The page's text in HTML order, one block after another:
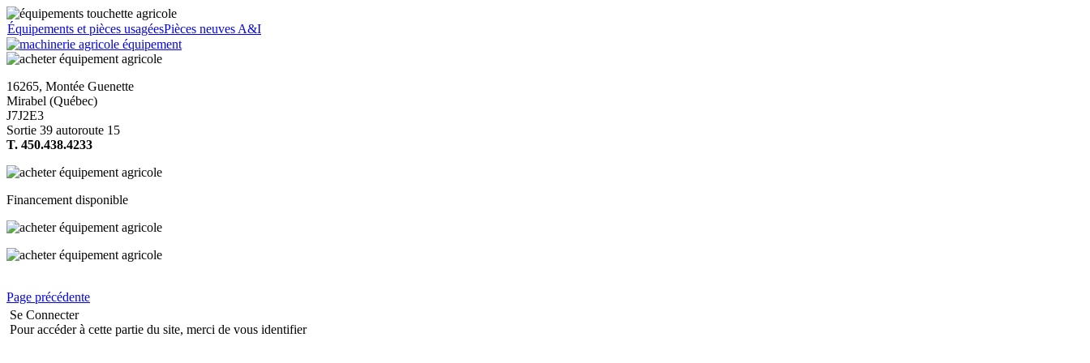
Équipements et pièces usagéesPièces neuves A&I
16265, Montée Guenette
Mirabel (Québec)
J7J2E3
Sortie 39 autoroute 15
T. 450.438.4233
Financement disponible
Page précédente
Se Connecter
Pour accéder à cette partie du site, merci de vous identifier